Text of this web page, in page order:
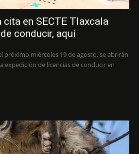
cita en SECTE Tlaxcala
conducir, aquí
próximo miércoles 19 de agosto, se abrirán
expedición de licencias de conducir en